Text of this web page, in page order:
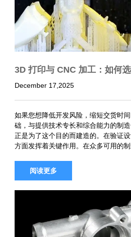
3D 打印与 CNC 加工：如何
法？
December 17,2025
如果您想降低开发风险，缩短交货时
础，与提供技术专长和综合能力的制
正是为了这个目的而建造的。在验证
方面发挥着关键作用。在众多可用的
应用。那么您如何决…
阅读更多